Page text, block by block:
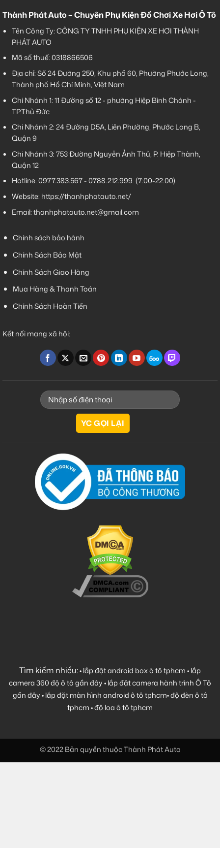
Thành Phát Auto – Chuyên Phụ Kiện Đồ Chơi Xe Hơi Ô Tô
Tên Công Ty: CÔNG TY TNHH PHỤ KIỆN XE HƠI THÀNH
PHÁT AUTO
Mã số thuế: 0318866506
Địa chỉ: Số 24 Đường 250, Khu phố 60, Phường Phước Long,
Thành phố Hồ Chí Minh, Việt Nam
Chi Nhánh 1:11 Đường số 12 - phường Hiệp Bình Chánh -
TP.Thủ Đức
Chi Nhánh 2:24 Đường D5A, Liên Phường, Phước Long B,
Quận 9
Chi Nhánh 3:753 Đường Nguyễn Ảnh Thủ, P. Hiệp Thành,
Quận 12
Hotline:0977.383.567-0788.212.999 (7:00-22:00)
Website: https://thanhphatauto.net/
Email:thanhphatauto.net@gmail.com
Chính sách bảo hành
Chính Sách Bảo Mật
Chính Sách Giao Hàng
Mua Hàng & Thanh Toán
Chính Sách Hoàn Tiền
Kết nối mạng xã hội:
Tìm kiếm nhiều:•lắp đặt android box ô tô tphcm•lắp
camera 360 độ ô tô gần đây•lắp đặt camera hành trình Ô Tô
gần đây•lắp đặt màn hình android ô tô tphcm•độ đèn ô tô
tphcm•độ loa ô tô tphcm
© 2022 Bản quyền thuộc Thành Phát Auto